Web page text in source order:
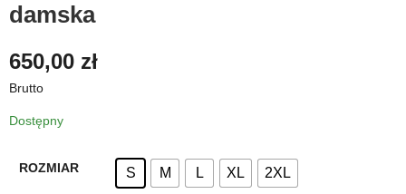
damska
650,00 zł
Brutto
Dostępny
ROZMIAR S M L XL 2XL